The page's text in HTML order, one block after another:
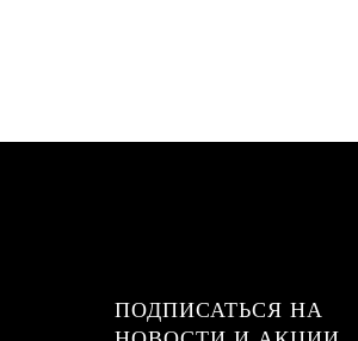
ПОДПИСАТЬСЯ НА